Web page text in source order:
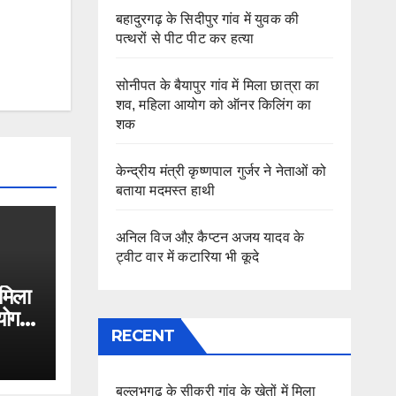
बहादुरगढ़ के सिदीपुर गांव में युवक की
पत्थरों से पीट पीट कर हत्या
सोनीपत के बैयापुर गांव में मिला छात्रा का
शव, महिला आयोग को ऑनर किलिंग का
शक
केन्द्रीय मंत्री कृष्णपाल गुर्जर ने नेताओं को
बताया मदमस्त हाथी
अनिल विज औऱ कैप्टन अजय यादव के
ट्वीट वार में कटारिया भी कूदे
RECENT
बल्लभगढ़ के सीकरी गांव के खेतों में मिला